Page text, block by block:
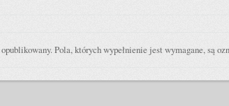
Pola, których wypełnienie jest wymagane, są